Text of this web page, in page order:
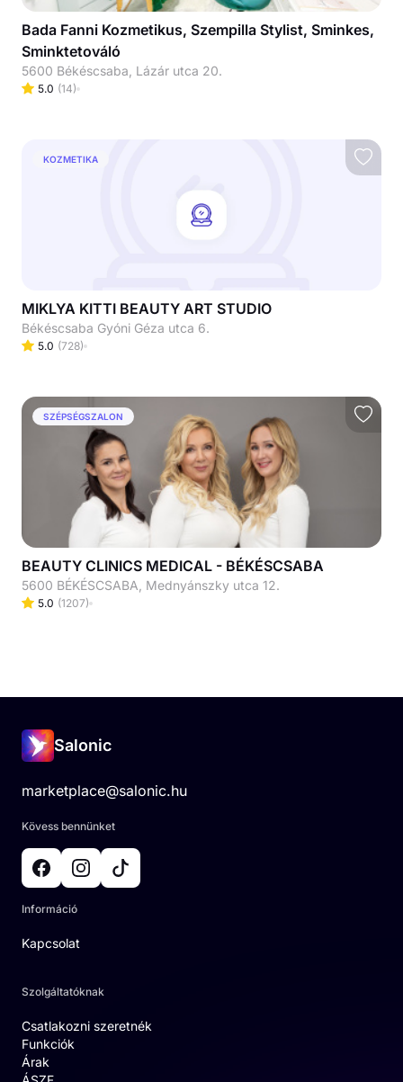
Bada Fanni Kozmetikus, Szempilla Stylist, Sminkes,
Sminktetováló
5600 Békéscsaba, Lázár utca 20.
5.0 (14)
KOZMETIKA
MIKLYA KITTI BEAUTY ART STUDIO
Békéscsaba Gyóni Géza utca 6.
5.0 (728)
SZÉPSÉGSZALON
BEAUTY CLINICS MEDICAL - BÉKÉSCSABA
5600 BÉKÉSCSABA, Mednyánszky utca 12.
5.0 (1207)
Salonic
marketplace@salonic.hu
Kövess bennünket
Információ
Kapcsolat
Szolgáltatóknak
Csatlakozni szeretnék
Funkciók
Árak